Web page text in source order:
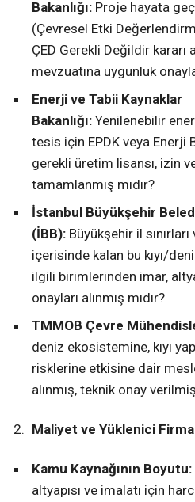
Bakanlığı: Proje hayata
(Çevresel Etki
ÇED Gerekli Değildir kararı
mevzuatına uygunluk
Enerji ve Tabii Kaynaklar
Bakanlığı: Yenilenebilir
tesis için EPDK veya Enerji
gerekli üretim lisansı, izin
tamamlanmış mıdır?
İstanbul Büyükşehir
(İBB): Büyükşehir il sınırları
içerisinde kalan bu kıyı/
ilgili birimlerinden imar,
onayları alınmış mıdır?
TMMOB Çevre
deniz ekosistemine, kıyı
risklerine etkisine dair
alınmış, teknik onay
Maliyet ve Yüklenici
Kamu Kaynağının Boyutu:
altyapısı ve imalatı için